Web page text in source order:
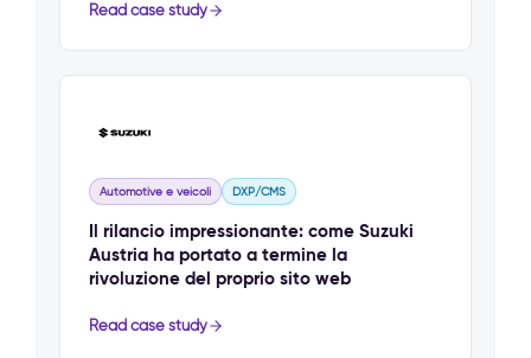
Read case study
Automotive e veicoli DXP/CMS
Il rilancio impressionante: come Suzuki
Austria ha portato a termine la
rivoluzione del proprio sito web
Read case study